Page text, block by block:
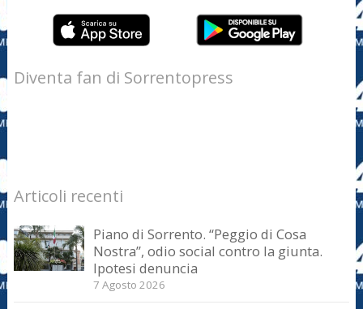
Diventa fan di Sorrentopress
Articoli recenti
Piano di Sorrento. “Peggio di Cosa
Nostra”, odio social contro la giunta.
Ipotesi denuncia
7 Agosto 2026